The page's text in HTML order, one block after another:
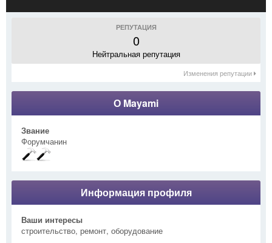
РЕПУТАЦИЯ
0
Нейтральная репутация
Изменения репутации
О Mayami
Звание
Форумчанин
Информация профиля
Ваши интересы
строительство, ремонт, оборудование